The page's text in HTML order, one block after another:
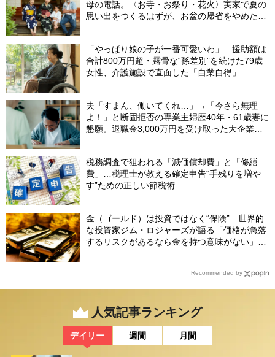
母の電話。〈お寺・お祭り・花火〉実家で夏の
思い出をつくるはずが、お盆の帰省をやめた理
「やっぱり娘の子が一番可愛いわ」…援助額は
合計800万円超・露骨な“孫差別”を続けた79歳
女性、介護施設で直面した「自業自得」
夫「すまん、働いてくれ…」→「今さら無理
よ！」と断固拒否の専業主婦歴40年・61歳妻に
懇願。退職金3,000万円を受け取った大企業元
税務調査で狙われる「減価償却費」と「修繕
費」…税理士が教える確定申告“手残りを増や
す”ための正しい節税術
金（ゴールド）は投資ではなく“保険”…世界的
な投資家ジム・ロジャーズが語る「価格が急落
するリスクがあるなら金を持つ意味がない」と
Recommended by
人気記事ランキング
デイリー 週間 月間